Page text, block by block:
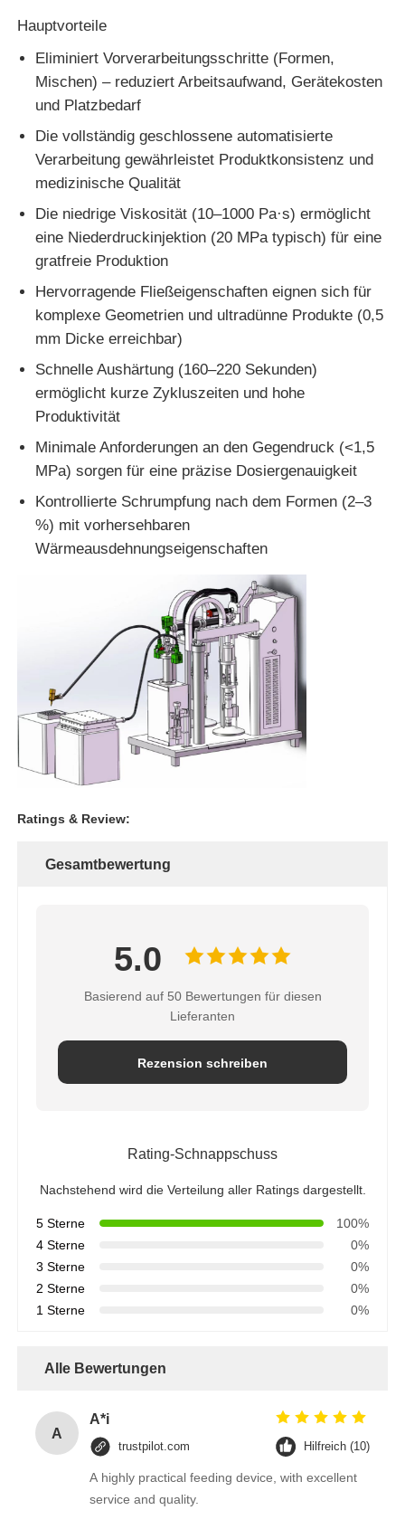
Hauptvorteile
Eliminiert Vorverarbeitungsschritte (Formen,
Mischen) – reduziert Arbeitsaufwand, Gerätekosten
und Platzbedarf
Die vollständig geschlossene automatisierte
Verarbeitung gewährleistet Produktkonsistenz und
medizinische Qualität
Die niedrige Viskosität (10–1000 Pa·s) ermöglicht
eine Niederdruckinjektion (20 MPa typisch) für eine
gratfreie Produktion
Hervorragende Fließeigenschaften eignen sich für
komplexe Geometrien und ultradünne Produkte (0,5
mm Dicke erreichbar)
Schnelle Aushärtung (160–220 Sekunden)
ermöglicht kurze Zykluszeiten und hohe
Produktivität
Minimale Anforderungen an den Gegendruck (<1,5
MPa) sorgen für eine präzise Dosiergenauigkeit
Kontrollierte Schrumpfung nach dem Formen (2–3
%) mit vorhersehbaren
Wärmeausdehnungseigenschaften
Ratings & Review:
Gesamtbewertung
5.0
Basierend auf 50 Bewertungen für diesen
Lieferanten
Rezension schreiben
Rating-Schnappschuss
Nachstehend wird die Verteilung aller Ratings dargestellt.
5 Sterne
100%
4 Sterne
0%
3 Sterne
0%
2 Sterne
0%
1 Sterne
0%
Alle Bewertungen
A
A*i
trustpilot.com Hilfreich (10)
A highly practical feeding device, with excellent
service and quality.